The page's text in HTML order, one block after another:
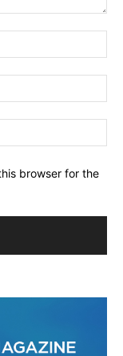
browser for the